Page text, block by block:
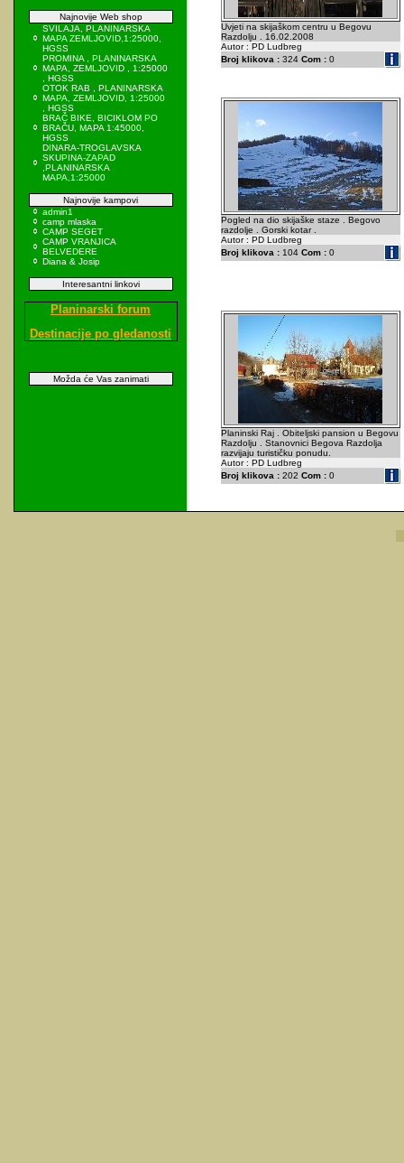
Najnovije Web shop
SVILAJA, PLANINARSKA
MAPA ZEMLJOVID,1:25000,
HGSS
PROMINA , PLANINARSKA
MAPA, ZEMLJOVID , 1:25000
, HGSS
OTOK RAB , PLANINARSKA
MAPA, ZEMLJOVID, 1:25000
, HGSS
BRAČ BIKE, BICIKLOM PO
BRAČU, MAPA 1:45000,
HGSS
DINARA-TROGLAVSKA
SKUPINA-ZAPAD
,PLANINARSKA
MAPA,1:25000
Najnovije kampovi
admin1
camp mlaska
CAMP SEGET
CAMP VRANJICA
BELVEDERE
Diana & Josip
Interesantni linkovi
Planinarski forum
Destinacije po gledanosti
Možda će Vas zanimati
Uvjeti na skijaškom centru u Begovu
Razdolju . 16.02.2008
Autor : PD Ludbreg
Broj klikova :324 Com :0
Pogled na dio skijaške staze . Begovo
razdolje . Gorski kotar .
Autor : PD Ludbreg
Broj klikova :104 Com :0
Planinski Raj . Obiteljski pansion u Begovu
Razdolju . Stanovnici Begova Razdolja
razvijaju turističku ponudu.
Autor : PD Ludbreg
Broj klikova :202 Com :0